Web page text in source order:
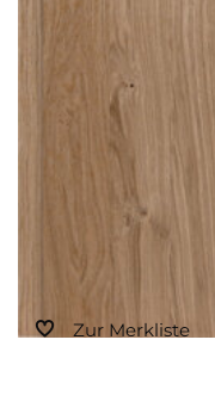
Zur Merkliste